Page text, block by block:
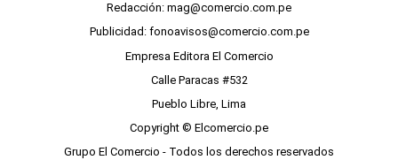
Redacción: mag@comercio.com.pe
Publicidad: fonoavisos@comercio.com.pe
Empresa Editora El Comercio
Calle Paracas #532
Pueblo Libre, Lima
Copyright © Elcomercio.pe
Grupo El Comercio - Todos los derechos reservados